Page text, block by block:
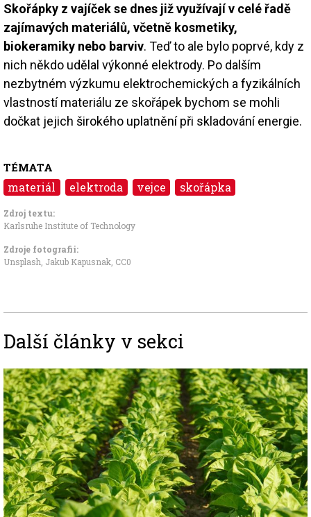
Skořápky z vajíček se dnes již využívají v celé řadě
zajímavých materiálů, včetně kosmetiky,
biokeramiky nebo barviv. Teď to ale bylo poprvé, kdy z
nich někdo udělal výkonné elektrody. Po dalším
nezbytném výzkumu elektrochemických a fyzikálních
vlastností materiálu ze skořápek bychom se mohli
dočkat jejich širokého uplatnění při skladování energie.
TÉMATA
materiál elektroda vejce skořápka
Zdroj textu:
Karlsruhe Institute of Technology
Zdroje fotografii:
Unsplash, Jakub Kapusnak CC0
Další články v sekci
Image